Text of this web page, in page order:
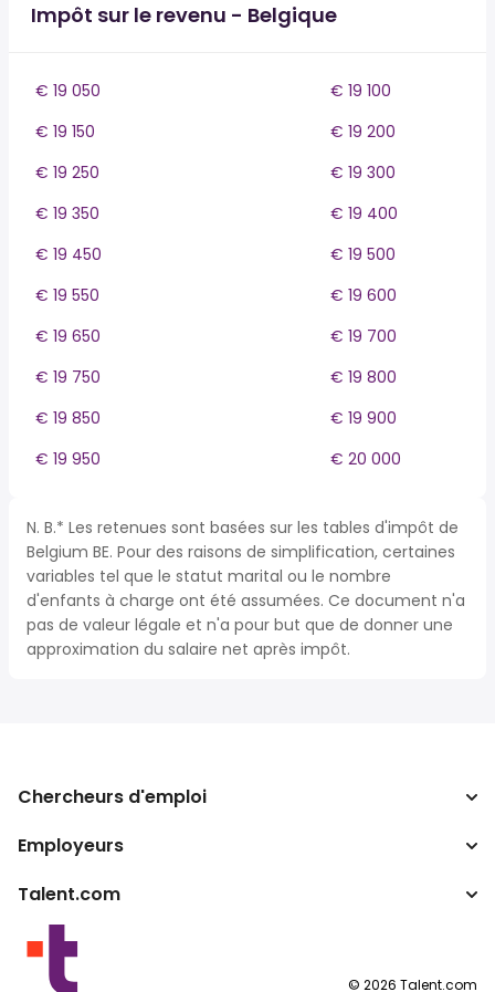
Impôt sur le revenu - Belgique
€ 19 050
€ 19 100
€ 19 150
€ 19 200
€ 19 250
€ 19 300
€ 19 350
€ 19 400
€ 19 450
€ 19 500
€ 19 550
€ 19 600
€ 19 650
€ 19 700
€ 19 750
€ 19 800
€ 19 850
€ 19 900
€ 19 950
€ 20 000
N. B.* Les retenues sont basées sur les tables d'impôt de
Belgium BE. Pour des raisons de simplification, certaines
variables tel que le statut marital ou le nombre
d'enfants à charge ont été assumées. Ce document n'a
pas de valeur légale et n'a pour but que de donner une
approximation du salaire net après impôt.
Chercheurs d'emploi
Recherche d'emploi
Convertisseur de salaire
Employeurs
Entreprises
Programmes partenaires
Talent.com
Autres pays
Conditions d’utilisation
© 2026 Talent.com